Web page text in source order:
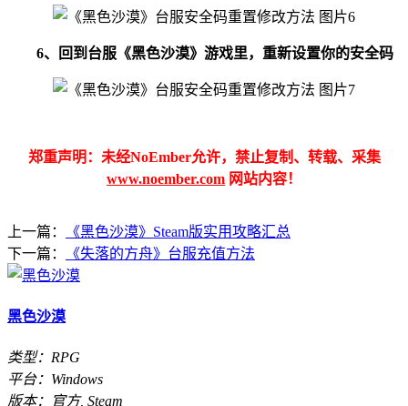
6、回到台服《黑色沙漠》游戏里，重新设置你的安全码
郑重声明：未经NoEmber允许，禁止复制、转载、采集
www.noember.com 网站内容！
上一篇：
《黑色沙漠》Steam版实用攻略汇总
下一篇：
《失落的方舟》台服充值方法
黑色沙漠
类型：RPG
平台：Windows
版本：官方, Steam